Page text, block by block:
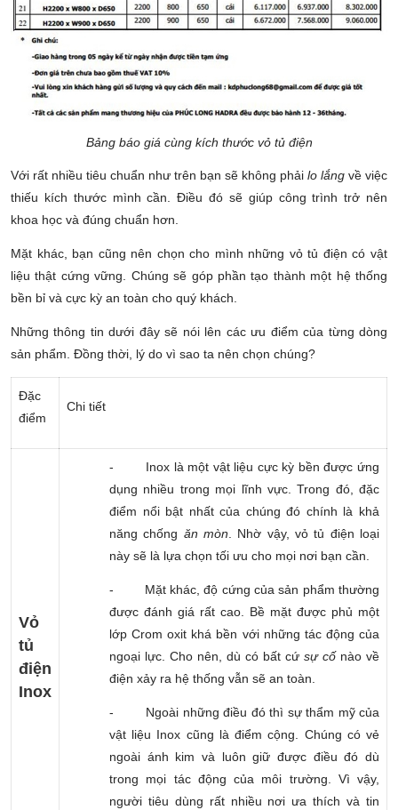
Bảng báo giá cùng kích thước vỏ tủ điện
Với rất nhiều tiêu chuẩn như trên bạn sẽ không phải lo lắng về việc
thiếu kích thước mình cần. Điều đó sẽ giúp công trình trở nên
khoa học và đúng chuẩn hơn.
Mặt khác, bạn cũng nên chọn cho mình những vỏ tủ điện có vật
liệu thật cứng vững. Chúng sẽ góp phần tạo thành một hệ thống
bền bỉ và cực kỳ an toàn cho quý khách.
Những thông tin dưới đây sẽ nói lên các ưu điểm của từng dòng
sản phẩm. Đồng thời, lý do vì sao ta nên chọn chúng?
Đặc
điểm
Chi tiết
Vỏ
tủ
điện
Inox
-
Inox là một vật liệu cực kỳ bền được ứng
dụng nhiều trong mọi lĩnh vực. Trong đó, đặc
điểm nổi bật nhất của chúng đó chính là khả
năng chống ăn mòn. Nhờ vậy, vỏ tủ điện loại
này sẽ là lựa chọn tối ưu cho mọi nơi bạn cần.
-
Mặt khác, độ cứng của sản phẩm thường
được đánh giá rất cao. Bề mặt được phủ một
lớp Crom oxit khá bền với những tác động của
ngoại lực. Cho nên, dù có bất cứ sự cốnào về
điện xảy ra hệ thống vẫn sẽ an toàn.
-
Ngoài những điều đó thì sự thẩm mỹ của
vật liệu Inox cũng là điểm cộng. Chúng có vẻ
ngoài ánh kim và luôn giữ được điều đó dù
trong mọi tác động của môi trường. Vì vậy,
người tiêu dùng rất nhiều nơi ưa thích và tin